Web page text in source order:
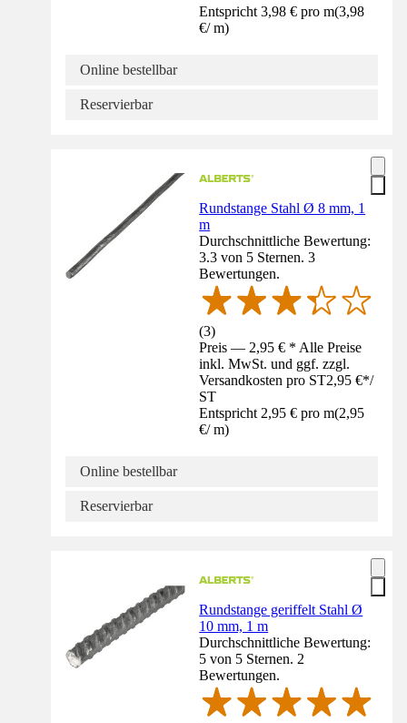
Entspricht 3,98 € pro m(3,98
€/ m)
Online bestellbar
Reservierbar
Rundstange Stahl Ø 8 mm, 1
m
Durchschnittliche Bewertung:
3.3 von 5 Sternen. 3
Bewertungen.
(3)
Preis — 2,95 € * Alle Preise
inkl. MwSt. und ggf. zzgl.
Versandkosten pro ST2,95 €*/
ST
Entspricht 2,95 € pro m(2,95
€/ m)
Online bestellbar
Reservierbar
Rundstange geriffelt Stahl Ø
10 mm, 1 m
Durchschnittliche Bewertung:
5 von 5 Sternen. 2
Bewertungen.